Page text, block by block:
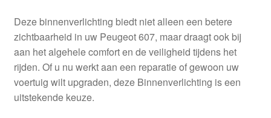
Levering
Mijn account
Over ons
Deze binnenverlichting biedt niet alleen een betere
zichtbaarheid in uw Peugeot 607, maar draagt ook bij
aan het algehele comfort en de veiligheid tijdens het
rijden. Of u nu werkt aan een reparatie of gewoon uw
voertuig wilt upgraden, deze Binnenverlichting is een
uitstekende keuze.